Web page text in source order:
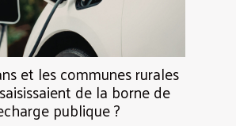
et les communes rurales
de la borne de
publique ?